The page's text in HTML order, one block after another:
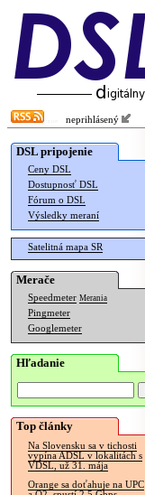
neprihlásený
DSL pripojenie
Ceny DSL
Dostupnosť DSL
Fórum o DSL
Výsledky meraní
Satelitná mapa SR
Merače
Speedmeter Merania
Pingmeter
Googlemeter
Hľadanie
Top články
Na Slovensku sa v tichosti
vypína ADSL v lokalitách s
VDSL, už 31. mája
Orange sa doťahuje na UPC